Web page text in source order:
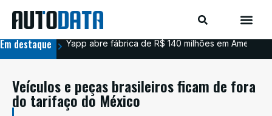
Em destaque Yapp abre fábrica de R$ 140 milhões em
Veículos e peças brasileiros ficam de fora
do tarifaço do México